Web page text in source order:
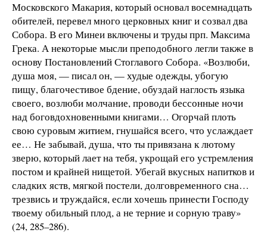
Московского Макария, который основал восемнадцать
обителей, перевел много церковных книг и созвал два
Собора. В его Минеи включены и труды прп. Максима
Грека. А некоторые мысли преподобного легли также в
основу Постановлений Стоглавого Собора. «Возлюби,
душа моя, — писал он, — худые одежды, убогую
пищу, благочестивое бдение, обуздай наглость языка
своего, возлюби молчание, проводи бессонные ночи
над боговдохновенными книгами… Огорчай плоть
свою суровым житием, гнушайся всего, что услаждает
ее… Не забывай, душа, что ты привязана к лютому
зверю, который лает на тебя, укрощай его устремления
постом и крайней нищетой. Убегай вкусных напитков и
сладких яств, мягкой постели, долговременного сна…
трезвись и труждайся, если хочешь принести Господу
твоему обильный плод, а не терние и сорную траву»
(24, 285–286).